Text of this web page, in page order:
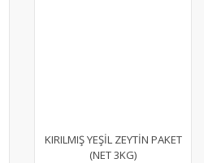
KIRILMIŞ YEŞİL ZEYTİN PAKET
(NET 3KG)